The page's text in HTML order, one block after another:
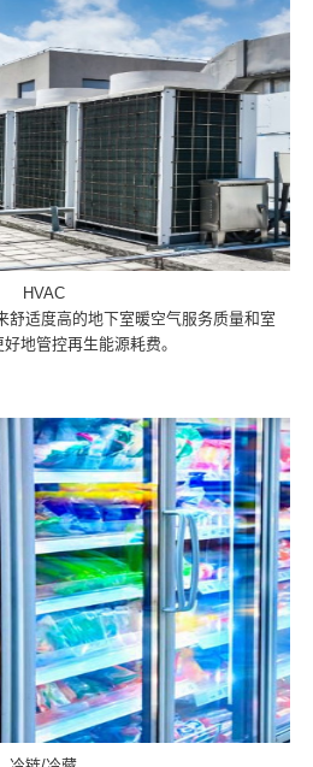
HVAC
舒适度高的地下室暖空气服务质量和室
地管控再生能源耗费。